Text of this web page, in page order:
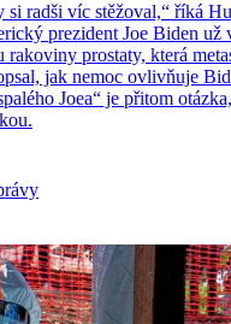
si radši víc stěžoval,“ říká
prezident Joe Biden už
rakoviny prostaty, která
jak nemoc ovlivňuje
Joea“ je přitom